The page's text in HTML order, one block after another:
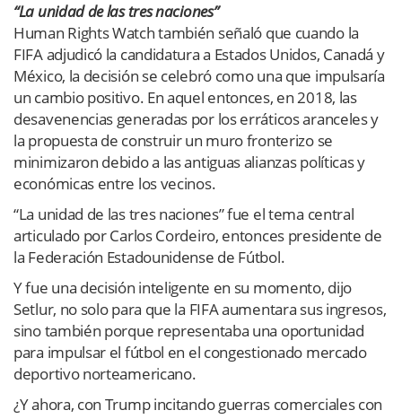
“La unidad de las tres naciones”
Human Rights Watch también señaló que cuando la
FIFA adjudicó la candidatura a Estados Unidos, Canadá y
México, la decisión se celebró como una que impulsaría
un cambio positivo. En aquel entonces, en 2018, las
desavenencias generadas por los erráticos aranceles y
la propuesta de construir un muro fronterizo se
minimizaron debido a las antiguas alianzas políticas y
económicas entre los vecinos.
“La unidad de las tres naciones” fue el tema central
articulado por Carlos Cordeiro, entonces presidente de
la Federación Estadounidense de Fútbol.
Y fue una decisión inteligente en su momento, dijo
Setlur, no solo para que la FIFA aumentara sus ingresos,
sino también porque representaba una oportunidad
para impulsar el fútbol en el congestionado mercado
deportivo norteamericano.
¿Y ahora, con Trump incitando guerras comerciales con